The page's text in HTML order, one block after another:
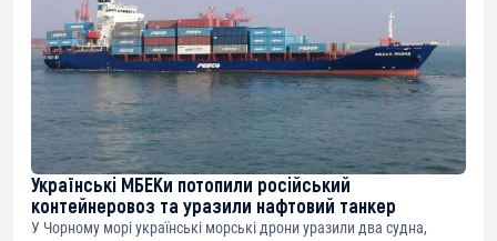
Українські МБЕКи потопили російський
контейнеровоз та уразили нафтовий танкер
У Чорному морі українські морські дрони уразили два судна,